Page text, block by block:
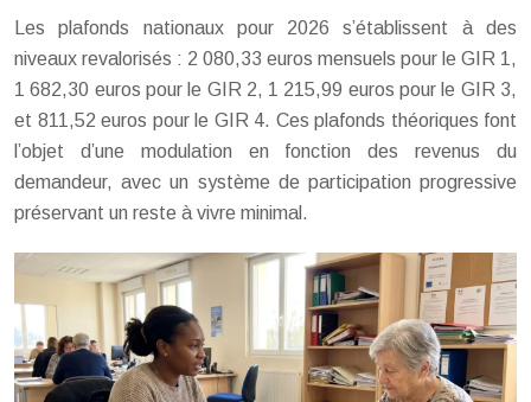
Les plafonds nationaux pour 2026 s’établissent à des
niveaux revalorisés : 2 080,33 euros mensuels pour le GIR 1,
1 682,30 euros pour le GIR 2, 1 215,99 euros pour le GIR 3,
et 811,52 euros pour le GIR 4. Ces plafonds théoriques font
l’objet d’une modulation en fonction des revenus du
demandeur, avec un système de participation progressive
préservant un reste à vivre minimal.